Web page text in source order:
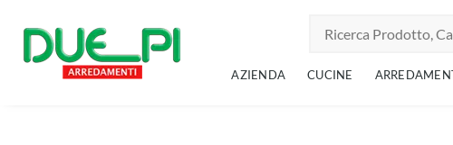
AZIENDA CUCINE